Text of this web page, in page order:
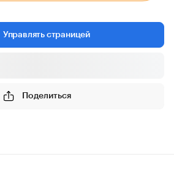
Управлять страницей
Поделиться